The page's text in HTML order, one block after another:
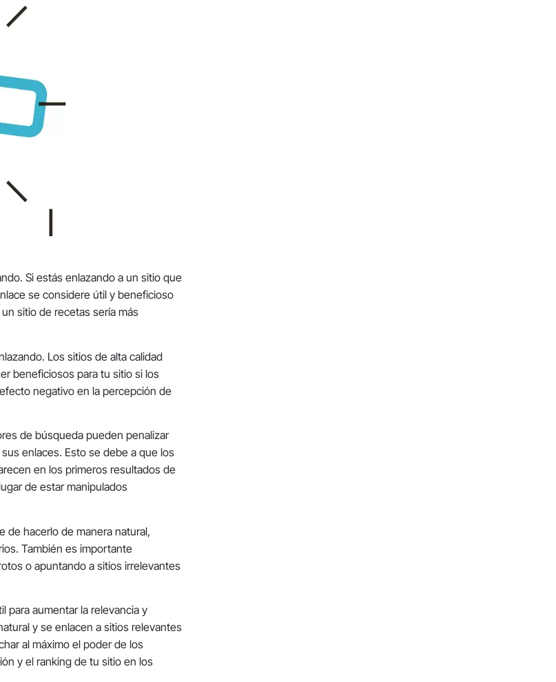
Si estás enlazando a un sitio que
se considere útil y beneficioso
sitio de recetas sería más
Los sitios de alta calidad
beneficiosos para tu sitio si los
negativo en la percepción de
de búsqueda pueden penalizar
enlaces. Esto se debe a que los
en los primeros resultados de
de estar manipulados
de hacerlo de manera natural,
También es importante
o apuntando a sitios irrelevantes
para aumentar la relevancia y
y se enlacen a sitios relevantes
al máximo el poder de los
y el ranking de tu sitio en los